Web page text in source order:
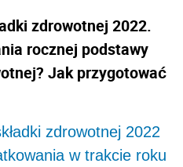
zdrowotnej 2022.
rocznej podstawy
Jak przygotować
zdrowotnej 2022
w trakcie roku